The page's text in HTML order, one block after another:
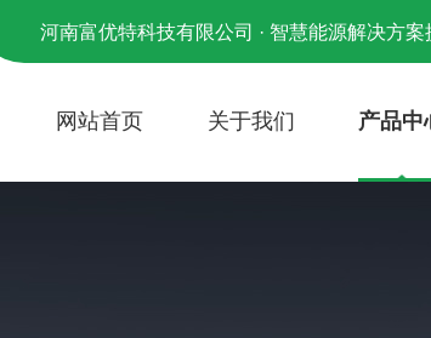
河南富优特科技有限公司 · 智慧能源解决方案
网站首页 关于我们 产品中